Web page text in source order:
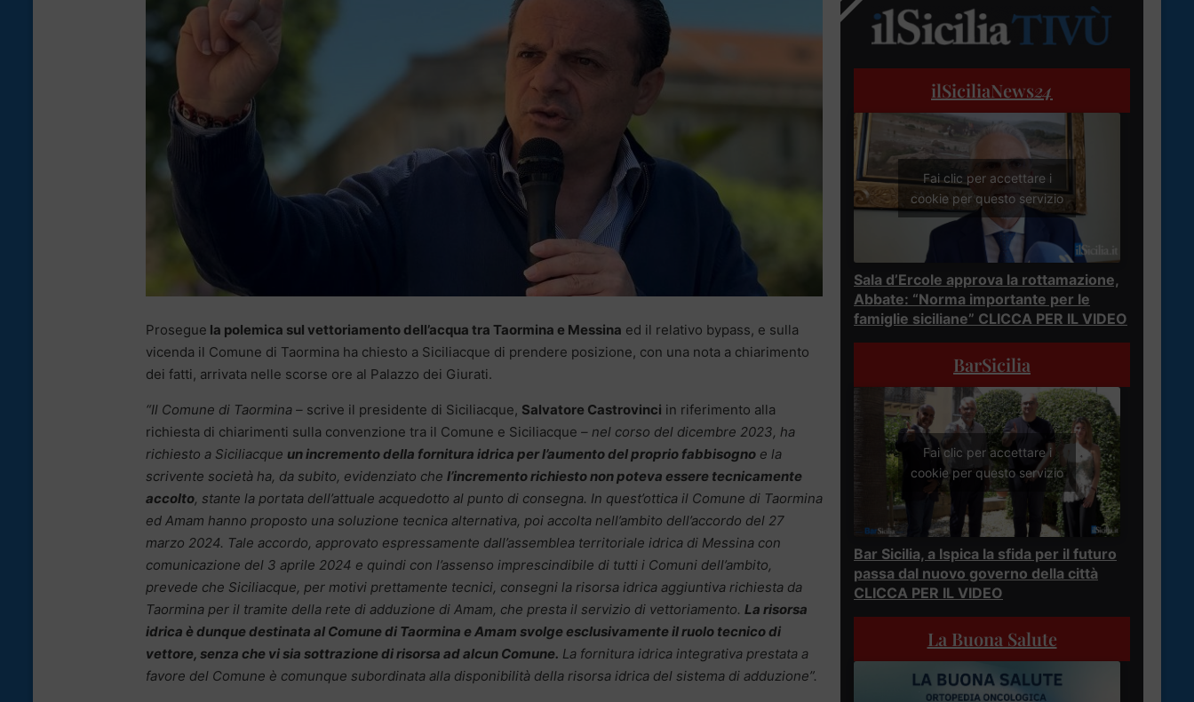
Prosegue la polemica sul vettoriamento dell’acqua tra Taormina e Messina ed il relativo bypass, e sulla
vicenda il Comune di Taormina ha chiesto a Siciliacque di prendere posizione, con una nota a chiarimento
dei fatti, arrivata nelle scorse ore al Palazzo dei Giurati.
“Il Comune di Taormina – scrive il presidente di Siciliacque, Salvatore Castrovinci in riferimento alla
richiesta di chiarimenti sulla convenzione tra il Comune e Siciliacque – nel corso del dicembre 2023, ha
richiesto a Siciliacque un incremento della fornitura idrica per l’aumento del proprio fabbisogno e la
scrivente società ha, da subito, evidenziato che l’incremento richiesto non poteva essere tecnicamente
accolto, stante la portata dell’attuale acquedotto al punto di consegna. In quest’ottica il Comune di Taormina
ed Amam hanno proposto una soluzione tecnica alternativa, poi accolta nell’ambito dell’accordo del 27
marzo 2024. Tale accordo, approvato espressamente dall’assemblea territoriale idrica di Messina con
comunicazione del 3 aprile 2024 e quindi con l’assenso imprescindibile di tutti i Comuni dell’ambito,
prevede che Siciliacque, per motivi prettamente tecnici, consegni la risorsa idrica aggiuntiva richiesta da
Taormina per il tramite della rete di adduzione di Amam, che presta il servizio di vettoriamento. La risorsa
idrica è dunque destinata al Comune di Taormina e Amam svolge esclusivamente il ruolo tecnico di
vettore, senza che vi sia sottrazione di risorsa ad alcun Comune. La fornitura idrica integrativa prestata a
favore del Comune è comunque subordinata alla disponibilità della risorsa idrica del sistema di adduzione”.
ilSiciliaNews24
Fai clic per accettare i
cookie per questo servizio
Sala d’Ercole approva la rottamazione,
Abbate: “Norma importante per le
famiglie siciliane” CLICCA PER IL VIDEO
BarSicilia
Fai clic per accettare i
cookie per questo servizio
Bar Sicilia, a Ispica la sfida per il futuro
passa dal nuovo governo della città
CLICCA PER IL VIDEO
La Buona Salute